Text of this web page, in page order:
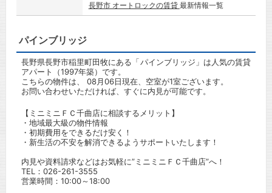
長野市 オートロックの賃貸 最新情報一覧
パインブリッジ
長野県長野市稲里町田牧にある「パインブリッジ」は人気の賃貸
アパート（1997年築）です。
こちらの物件は、 08月06日現在、空室が1室ございます。
お問い合わせいただければ、すぐに内見が可能です。
【ミニミニＦＣ千曲店に相談するメリット】
・地域最大級の物件情報
・初期費用をできるだけ安く！
・新生活の不安を解消できるようサポートいたします！
内見や資料請求などはお気軽に”ミニミニＦＣ千曲店”へ！
TEL： 026-261-3555
営業時間：10:00～18:00